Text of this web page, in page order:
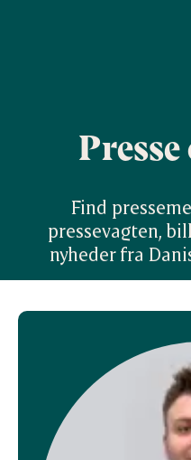
Find
pressevagten,
nyheder fra